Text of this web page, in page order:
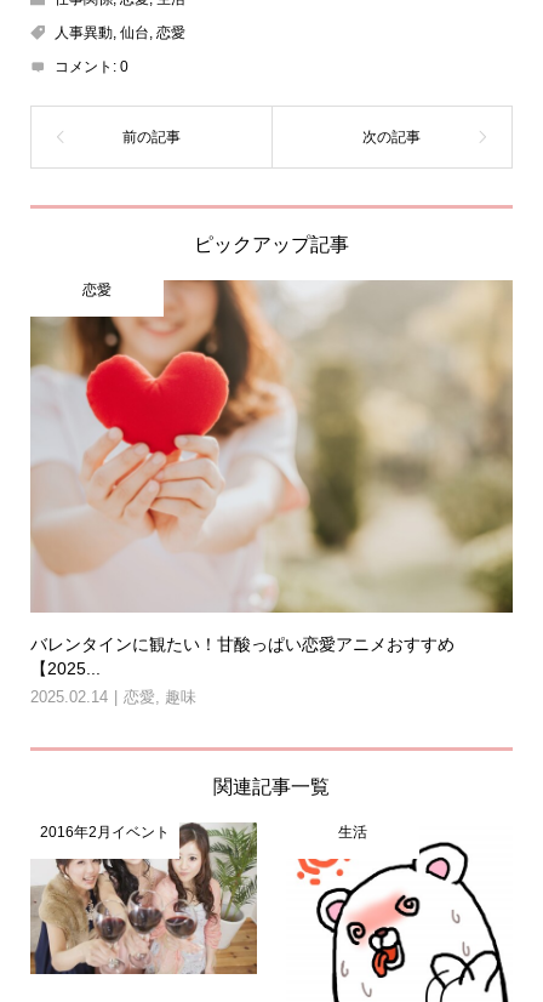
人事異動, 仙台 恋愛
コメント: 0
ピックアップ記事
恋愛
バレンタインに観たい！甘酸っぱい恋愛アニメおすすめ
【2025...
2025.02.14 恋愛, 趣味
関連記事一覧
2016年2月イベント 生活